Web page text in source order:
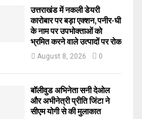
उत्तराखंड में नकली डेयरी
कारोबार पर बड़ा एक्शन, पनीर-घी
के नाम पर उपभोक्ताओं को
भ्रमित करने वाले उत्पादों पर रोक
August 8, 2026 0
बॉलीवुड अभिनेता सनी देओल
और अभीनेत्री प्रीति जिंटा ने
सीएम योगी से की मुलाकात